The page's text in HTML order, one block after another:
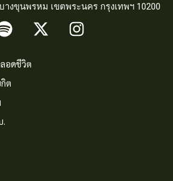
งขุนพรหม เขตพระนคร กรุงเทพฯ 10200
ลอดชีวิต
ต
.